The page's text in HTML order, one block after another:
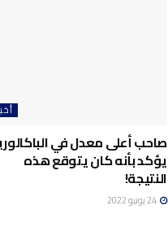
صاحب أعلى معدل في
يؤكد بأنه كان يتوقع هذه
النتيجة!